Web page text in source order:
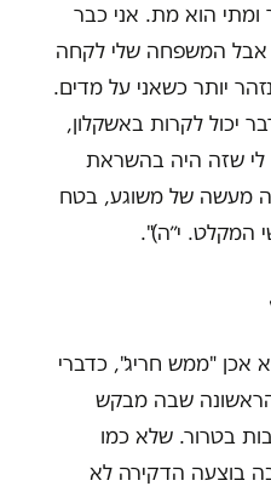
הוא מת. אני כבר
אבל המשפחה שלי לקחה
יותר כשאני על מדים.
יכול לקרות באשקלון,
שזה היה בהשראת
מעשה של משוגע, בטח
המקלט. י״ה)".
אכן "ממש חריג", כדברי
הראשונה שבה מבקש
בטרור. שלא כמו
בוצעה הדקירה לא